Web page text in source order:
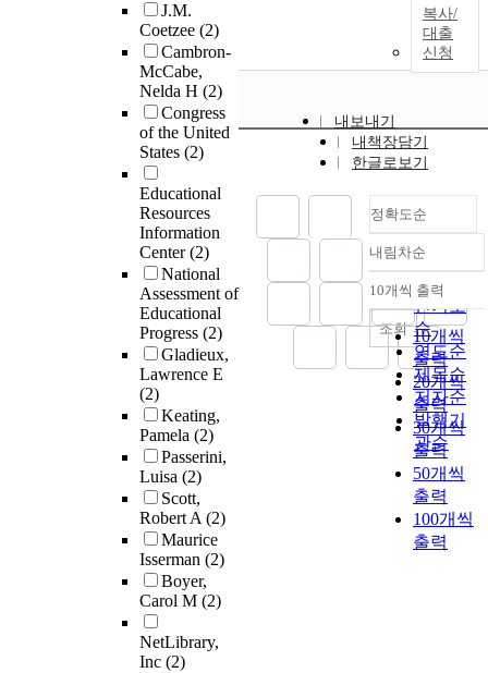
J.M.
Coetzee (2)
Cambron-
McCabe,
Nelda H (2)
Congress
of the United
States (2)
Educational
Resources
Information
Center(2)
National
Assessment of
Educational
Progress (2)
Gladieux,
Lawrence E
(2)
Keating,
Pamela (2)
Passerini,
Luisa (2)
Scott,
Robert A(2)
Maurice
Isserman (2)
Boyer,
Carol M (2)
NetLibrary,
Inc (2)
복사/
대출
신청
내보내기
내책장담기
한글로보기
정확도순
정확도
순
인기도
순
연도순
제목순
저자순
발행기
관순
내림차순
내림차순
10개씩 출력
10개씩
출력
20개씩
출력
30개씩
출력
50개씩
출력
100개씩
출력
조회